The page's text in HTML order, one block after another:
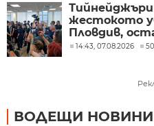
жестокото
Пловдив,
14:43, 07.08.2026
ВОДЕЩИ НОВИНИ